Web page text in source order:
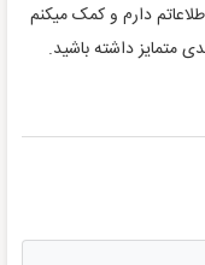
دارم و کمک میکنم
متمایز داشته باشید.